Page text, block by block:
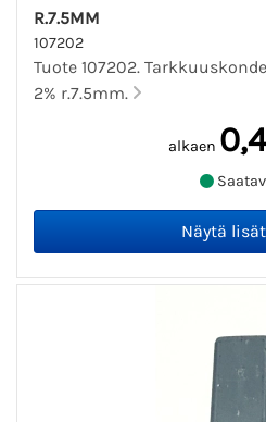
R.7.5MM
107202
Tuote 107202.
2% r.7.5mm.
alkaen